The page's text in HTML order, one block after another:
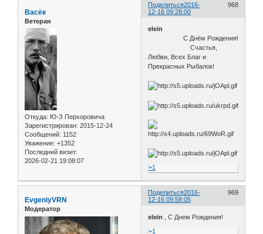
Поделиться 968
2016-
12-16 09:28:00
Васёк
Ветеран
Откуда: Ю-З Перхоровича
Зарегистрирован: 2015-12-24
Сообщений: 1152
Уважение: +1352
Последний визит:
2026-02-21 19:08:07
elein
С Днём Рождения!
Счастья,
Любви, Всех Благ и
Прекрасных Рыбалок!
+1
Поделиться 969
2016-
12-16 09:58:05
EvgeniyVRN
Модератор
elein , С Днем Рождения!
+1